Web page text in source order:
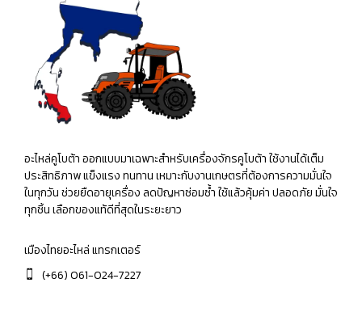
อะไหล่คูโบต้า ออกแบบมาเฉพาะสำหรับเครื่องจักรคูโบต้า ใช้งานได้เต็ม
ประสิทธิภาพ แข็งแรง ทนทาน เหมาะกับงานเกษตรที่ต้องการความมั่นใจ
ในทุกวัน ช่วยยืดอายุเครื่อง ลดปัญหาซ่อมซ้ำ ใช้แล้วคุ้มค่า ปลอดภัย มั่นใจ
ทุกชิ้น เลือกของแท้ดีที่สุดในระยะยาว
เมืองไทยอะไหล่ แทรกเตอร์
(+66) 061-024-7227